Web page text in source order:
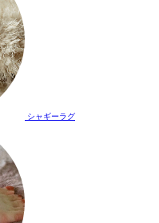
シャギーラグ